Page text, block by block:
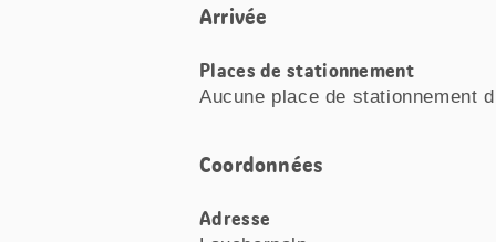
Arrivée
Places de stationnement
Aucune place de stationnement
Coordonnées
Adresse